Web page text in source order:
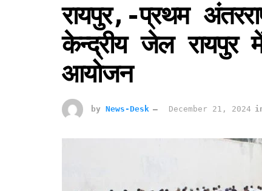
रायपुर,-प्रथम
केन्द्रीय जेल रायपुर
आयोजन
by News-Desk December 21, 2024